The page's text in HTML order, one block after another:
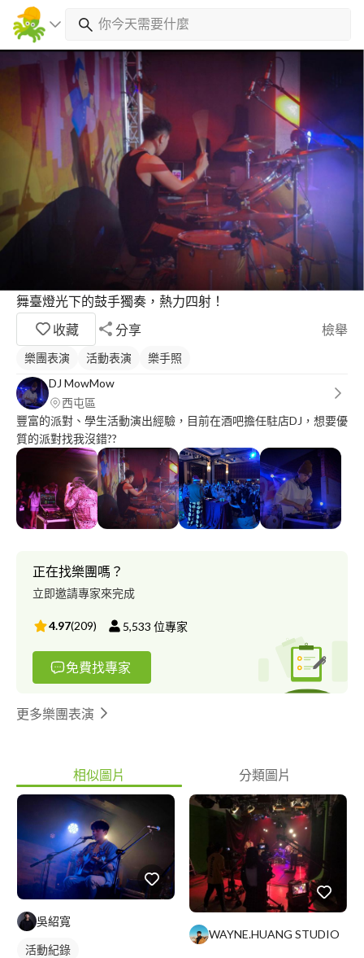
舞臺燈光下的鼓手獨奏，熱力四射！
收藏
分享 檢舉
樂團表演 活動表演
樂手照
DJ MowMow
西屯區
豐富的派對、學生活動演出經驗，目前在酒吧擔任駐店DJ，想要優
質的派對找我沒錯??
正在找樂團嗎？
立即邀請專家來完成
4.97(209) 5,533 位專家
免費找專家
更多樂團表演
相似圖片 分類圖片
吳紹寬
活動紀錄
WAYNE.HUANG STUDIO